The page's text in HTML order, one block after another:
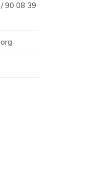
90 08 39